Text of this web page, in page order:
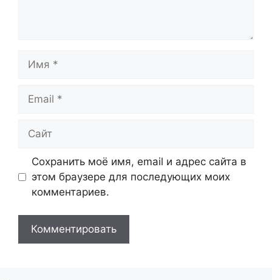
Сохранить моё имя, email и адрес сайта в
этом браузере для последующих моих
комментариев.